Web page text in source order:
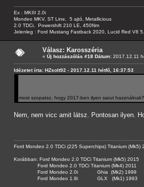
Ex : MKIII 2.0i
Mondeo MKV, ST Line, 5 ajtó, Metallicious
2.0 TDCi, Powershift 210 LE, 450Nm
Jelenleg : Ford Mustang Fastback 2020, Lucid Red V8
Válasz: Karosszéria
« Új hozzászólás #18 Dátum: 2017.12.11
Idézetet írta: HZsolt92 - 2017.12.11 hétfő, 16:37:53
most szopatsz, hogy 2017-ben ilyen sarut
Nem, nem vicc amit látsz. Pontosan ilyen.
Ford Mondeo 2.0 TDCi (225 Superchips) Titanium (Mk5)
Korábban: Ford Mondeo 2.0 TDCi Titanium (Mk5) 2015
Ford Mondeo 2.0 TDCi Titanium (Mk4) 2011
Ford Mondeo 2.0i Ghia (Mk2) 1999
Ford Mondeo 1.8i GLX (Mk1) 1993